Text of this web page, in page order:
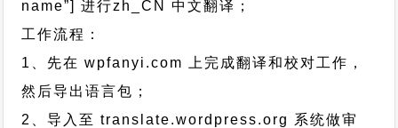
name”]进行zh_CN
中文翻译；
工作流程：
1、先在 wpfanyi.com 上完成翻译和校对工作，
然后导出语言包；
2、导入至 translate.wordpress.org 系统做审